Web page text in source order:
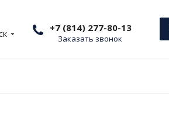
+7 (814) 277-80-13
Заказать звонок